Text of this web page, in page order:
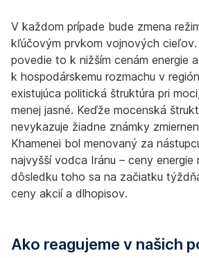
V každom prípade bude zmena
kľúčovým prvkom vojnových cieľov.
povedie to k nižším cenám energie
k hospodárskemu rozmachu v
existujúca politická štruktúra pri
menej jasné. Keďže mocenská
nevykazuje žiadne známky
Khamenei bol menovaný za
najvyšší vodca Iránu – ceny energie
dôsledku toho sa na začiatku
ceny akcií a dlhopisov.
Ako reagujeme v našich